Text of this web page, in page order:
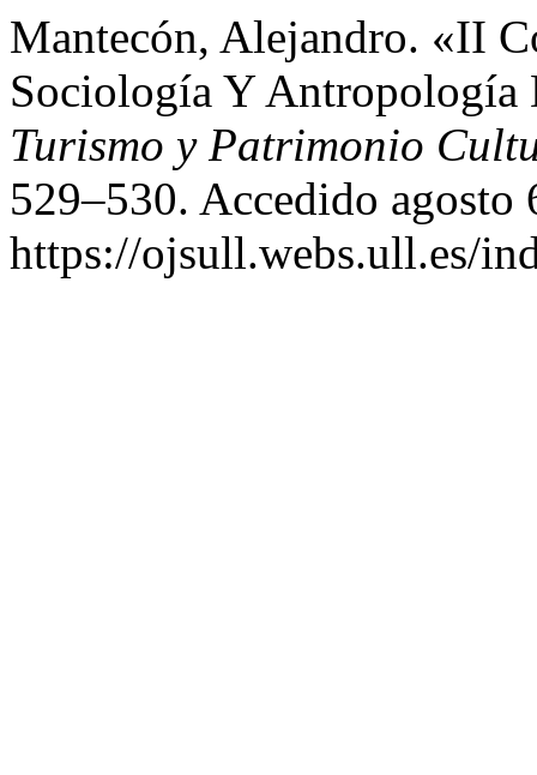
Mantecón, Alejandro. «II
Sociología Y
Turismo y Patrimonio
529–530. Accedido agosto
https://ojsull.webs.ull.es/